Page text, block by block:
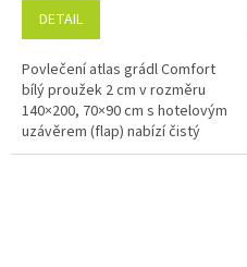
DETAIL
Povlečení atlas grádl Comfort
bílý proužek 2 cm v rozměru
140×200, 70×90 cm s hotelovým
uzávěrem (flap) nabízí čistý
hotelový vzhled, jemný lesk a